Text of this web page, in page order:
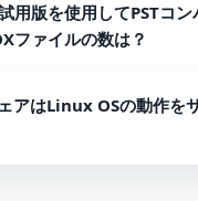
式にロードできます。
用版を使用してPSTコ
ファイルの数は？
式に変換できます。
アはLinux OSの動作を